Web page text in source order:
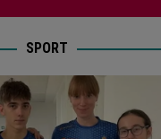
SPORT